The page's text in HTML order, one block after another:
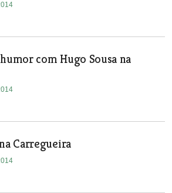
com Hugo Sousa na
Carregueira